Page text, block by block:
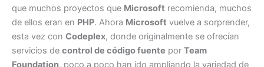
que muchos proyectos que Microsoft recomienda, muchos
de ellos eran en PHP. Ahora Microsoft vuelve a sorprender,
esta vez con Codeplex, donde originalmente se ofrecían
servicios de control de código fuente por Team
Foundation, poco a poco han ido ampliando la variedad de